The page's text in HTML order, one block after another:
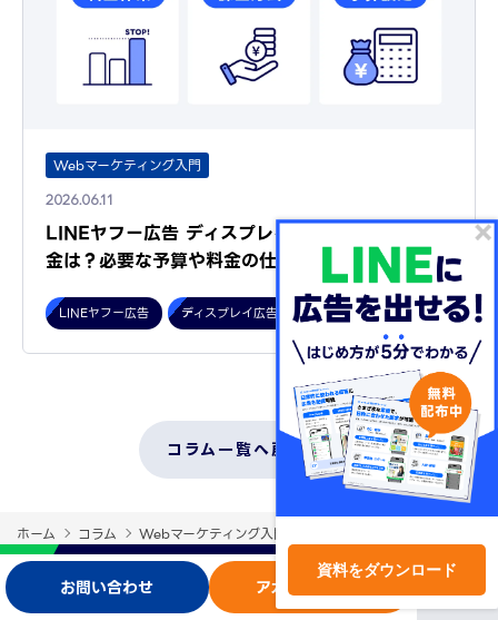
Webマーケティング入門
2026.06.11
LINEヤフー広告 ディスプレイ広告（運用型）の料
金は？必要な予算や料金の仕組…
LINEヤフー広告 ディスプレイ広告（運用型）
コラム一覧へ戻る
ホーム コラム Webマーケティング入門
お問い合わせ アカウント開設
ログイン
資料をダウンロード